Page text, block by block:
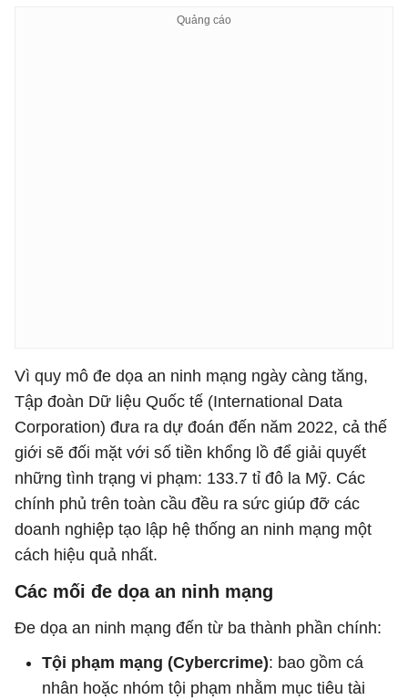
Vì quy mô đe dọa an ninh mạng ngày càng tăng,
Tập đoàn Dữ liệu Quốc tế (International Data
Corporation) đưa ra dự đoán đến năm 2022, cả thế
giới sẽ đối mặt với số tiền khổng lồ để giải quyết
những tình trạng vi phạm: 133.7 tỉ đô la Mỹ. Các
chính phủ trên toàn cầu đều ra sức giúp đỡ các
doanh nghiệp tạo lập hệ thống an ninh mạng một
cách hiệu quả nhất.
Các mối đe dọa an ninh mạng
Đe dọa an ninh mạng đến từ ba thành phần chính:
Tội phạm mạng (Cybercrime): bao gồm cá
nhân hoặc nhóm tội phạm nhằm mục tiêu tài